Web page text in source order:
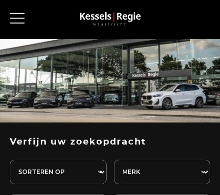
Verfijn uw zoekopdracht